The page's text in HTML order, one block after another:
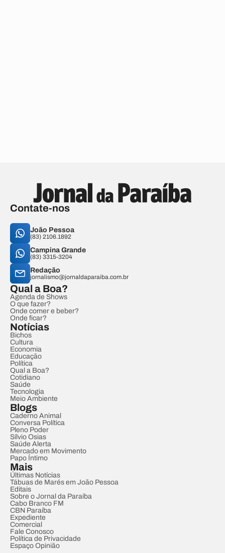
Contate-nos
João Pessoa
(83) 2106.1892
Campina Grande
(83) 3315-3204
Redação
jornalismo@jornaldaparaiba.com.br
Qual a Boa?
Agenda de Shows
O que fazer?
Onde comer e beber?
Onde ficar?
Notícias
Bichos
Cultura
Economia
Educação
Política
Qual a Boa?
Cotidiano
Saúde
Tecnologia
Meio Ambiente
Blogs
Caderno Animal
Conversa Política
Pleno Poder
Sílvio Osias
Saúde Alerta
Mercado em Movimento
Papo Íntimo
Mais
Últimas Notícias
Tábuas de Marés em João Pessoa
Editais
Sobre o Jornal da Paraíba
Cabo Branco FM
CBN Paraíba
Expediente
Comercial
Fale Conosco
Política de Privacidade
Espaço Opinião